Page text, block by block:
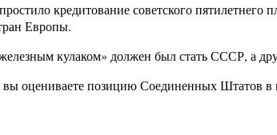
кредитование советского
Европы.
кулаком» должен был стать СССР, а
оцениваете позицию Соединенных Штатов